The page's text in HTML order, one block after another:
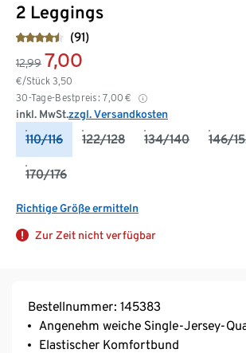
2 Leggings
(91)
12,99 7,00
€/Stück 3,50
30-Tage-Bestpreis: 7,00 €
inkl. MwSt.zzgl. Versandkosten
110/116 122/128 134/140 146/
170/176
Richtige Größe ermitteln
Zur Zeit nicht verfügbar
Bestellnummer: 145383
Angenehm weiche Single-Jersey-
Elastischer Komfortbund